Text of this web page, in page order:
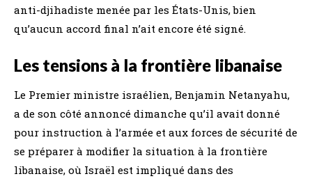
anti-djihadiste menée par les États-Unis, bien
qu’aucun accord final n’ait encore été signé.
Les tensions à la frontière libanaise
Le Premier ministre israélien, Benjamin Netanyahu,
a de son côté annoncé dimanche qu’il avait donné
pour instruction à l’armée et aux forces de sécurité de
se préparer à modifier la situation à la frontière
libanaise, où Israël est impliqué dans des